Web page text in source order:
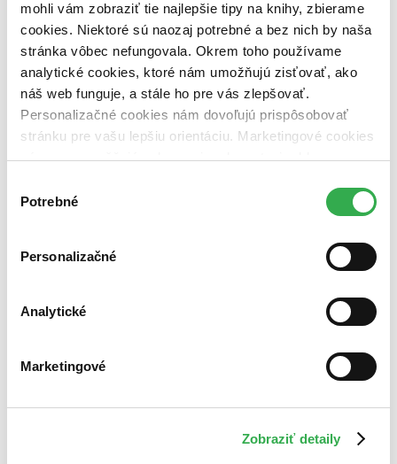
mohli vám zobraziť tie najlepšie tipy na knihy, zbierame
cookies. Niektoré sú naozaj potrebné a bez nich by naša
stránka vôbec nefungovala. Okrem toho používame
analytické cookies, ktoré nám umožňujú zisťovať, ako
náš web funguje, a stále ho pre vás zlepšovať.
Personalizačné cookies nám dovoľujú prispôsobovať
stránku pre vašu lepšiu orientáciu. Marketingové cookies
nám zas umožňujú zobrazenie relevantnej reklamy.
nám pomohlo, keby sme mohli používať všetky tieto
súhlasu
Potrebné
Personalizačné
Analytické
Marketingové
Zobraziť detaily
nenapisal posledny diel a podla jeho fora to nema v plane, lebo je
vraj demotivovany otazkami "kedy dokonci konecne knihu" .
Zaciatok je tazkopadnejsi, ale ked sa citatel dostane do deja nevie sa
od neho odtrhnut.
Čítať viac
23,30 €